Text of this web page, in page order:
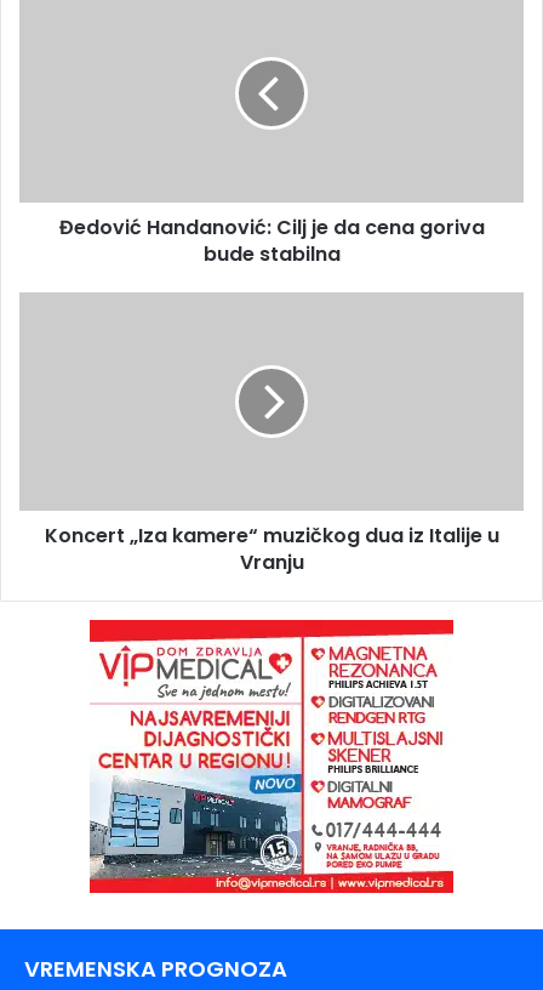
Đedović Handanović: Cilj je da cena goriva
bude stabilna
Koncert „Iza kamere“ muzičkog dua iz Italije u
Vranju
VREMENSKA PROGNOZA